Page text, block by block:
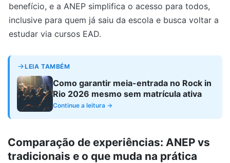
benefício, e a ANEP simplifica o acesso para todos,
inclusive para quem já saiu da escola e busca voltar a
estudar via cursos EAD.
LEIA TAMBÉM
Como garantir meia-entrada no Rock in
Rio 2026 mesmo sem matrícula ativa
Continue a leitura →
Comparação de experiências: ANEP vs
tradicionais e o que muda na prática